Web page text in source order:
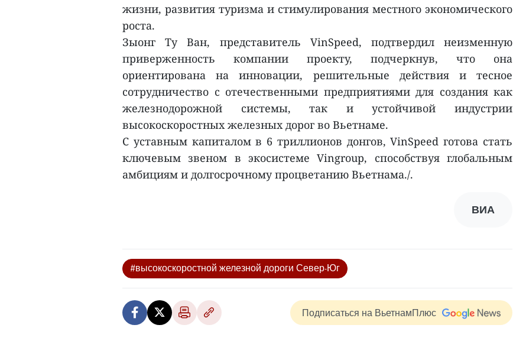
жизни, развития туризма и стимулирования местного экономического
роста.
Зыонг Ту Ван, представитель VinSpeed, подтвердил неизменную
приверженность компании проекту, подчеркнув, что она
ориентирована на инновации, решительные действия и тесное
сотрудничество с отечественными предприятиями для создания как
железнодорожной системы, так и устойчивой индустрии
высокоскоростных железных дорог во Вьетнаме.
С уставным капиталом в 6 триллионов донгов, VinSpeed готова стать
ключевым звеном в экосистеме Vingroup, способствуя глобальным
амбициям и долгосрочному процветанию Вьетнама./.
ВИА
#высокоскоростной железной дороги Север-Юг
Подписаться на ВьетнамПлюс